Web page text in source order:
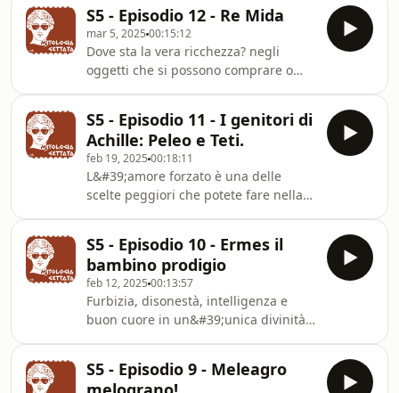
https://fr.tipeee.com/mitologia-
gettata/news/1
podcast o sponsorizzare Mitologia
Gettata? scrivici una mail a:
info@agenzialookatme.comhttps://
di Manuela:
https://www.instagram.com/manume9/Cerchi
il Gettabolario? eccolo:
https://fr.tipeee.com/mitologia-
gettata/news/1
S5 - Episodio 12 - Re Mida
mar 5, 2025 00:15:12
Dove sta la vera ricchezza? negli
oggetti che si possono comprare o
una recensione su spotify, seguici e
scrivi un commento alla puntataVuoi
collaborare con noi, proporci i tuoi
podcast o sponsorizzare Mitologia
Gettata? scrivici una mail a:
info@agenzialookatme.comhttps://
di Manuela: https://
S5 - Episodio 11 - I genitori di
Achille: Peleo e Teti.
feb 19, 2025 00:18:11
L&#39;amore forzato è una delle
scelte peggiori che potete fare nella
piaciuta questa puntata? Lascia una
recensione su spotify, seguici e scrivi
un commento alla puntataVuoi
collaborare con noi, proporci i tuoi
podcast o sponsorizzare Mitologia
Gettata? scrivici una mail a:
info@agenzialookatme.comhttps://
S5 - Episodio 10 - Ermes il
bambino prodigio
feb 12, 2025 00:13:57
Furbizia, disonestà, intelligenza e
buon cuore in un&#39;unica divinità,
seguici e scrivi un commento alla
S5 - Episodio 9 - Meleagro